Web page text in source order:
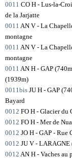
0011 CO H - Lus-la-
de la Jarjatte
0011 AN V - La
montagne
0011 AN V - La
montagne
0011 AN H - GAP
(1939m)
0011bis JU H - GAP
Bayard
0012 FO H - Glacier du
0012 FO H - Mer de
0012 JO H - GAP - Rue
0012 JU V -
0012 AN H - Vaches au